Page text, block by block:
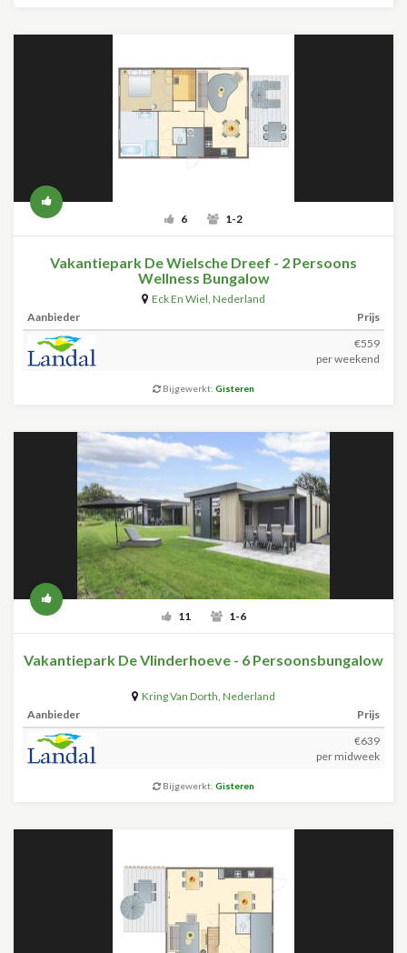
6 1-2
Vakantiepark De Wielsche Dreef - 2 Persoons
Wellness Bungalow
Eck En Wiel, Nederland
Aanbieder
Prijs
€559
per weekend
Bijgewerkt: Gisteren
11 1-6
Vakantiepark De Vlinderhoeve - 6 Persoonsbungalow
Kring Van Dorth, Nederland
Aanbieder
Prijs
€639
per midweek
Bijgewerkt: Gisteren